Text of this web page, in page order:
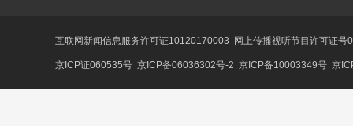
互联网新闻信息服务许可证10120170003 网上传播视听节目许可证
京ICP证060535号 京ICP备06036302号-2 京ICP备10003349号 京